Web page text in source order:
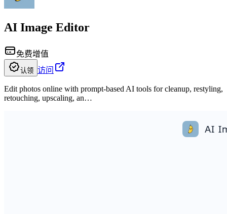
AI Image Editor
免费增值
认领 访问
Edit photos online with prompt-based AI tools for cleanup, restyling,
retouching, upscaling, an…